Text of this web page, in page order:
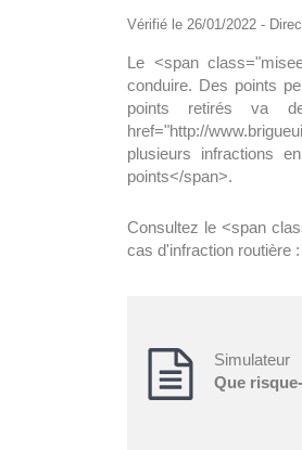
Vérifié le 26/01/2022 -
Le <span
conduire. Des points
points retirés va
href="http://
plusieurs infractions
points</span>.
Consultez le <span
cas d'infraction routière :
Simulateur
Que
le déploiement? A ce
sol,